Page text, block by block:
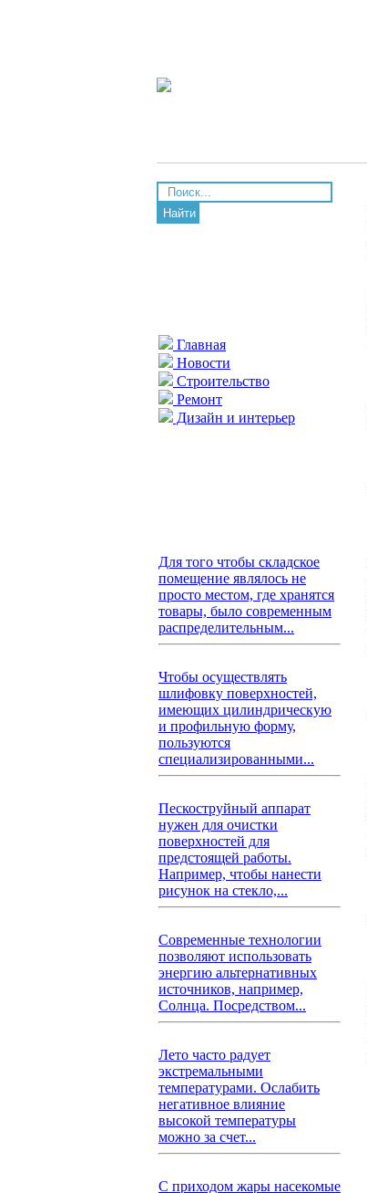
Найти
Главная
Новости
Строительство
Ремонт
Дизайн и интерьер
Для того чтобы складское
помещение являлось не
просто местом, где хранятся
товары, было современным
распределительным...
Чтобы осуществлять
шлифовку поверхностей,
имеющих цилиндрическую
и профильную форму,
пользуются
специализированными...
Пескоструйный аппарат
нужен для очистки
поверхностей для
предстоящей работы.
Например, чтобы нанести
рисунок на стекло,...
Современные технологии
позволяют использовать
энергию альтернативных
источников, например,
Солнца. Посредством...
Лето часто радует
экстремальными
температурами. Ослабить
негативное влияние
высокой температуры
можно за счет...
С приходом жары насекомые